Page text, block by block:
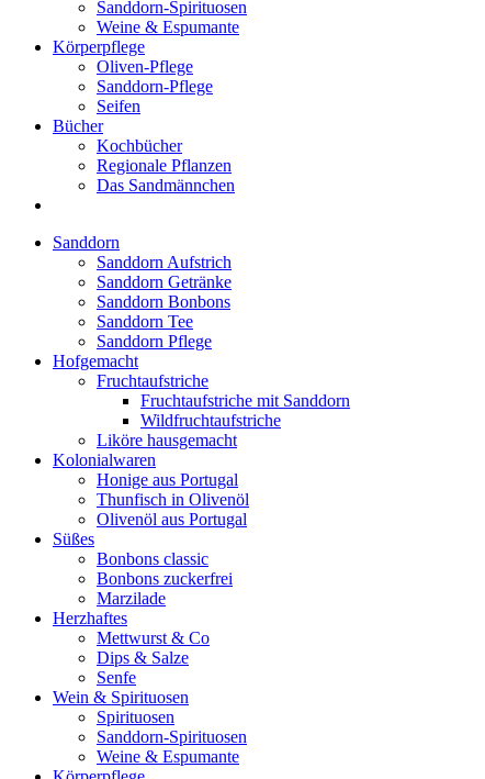
Sanddorn-Spirituosen
Weine & Espumante
Körperpflege
Oliven-Pflege
Sanddorn-Pflege
Seifen
Bücher
Kochbücher
Regionale Pflanzen
Das Sandmännchen
Sanddorn
Sanddorn Aufstrich
Sanddorn Getränke
Sanddorn Bonbons
Sanddorn Tee
Sanddorn Pflege
Hofgemacht
Fruchtaufstriche
Fruchtaufstriche mit Sanddorn
Wildfruchtaufstriche
Liköre hausgemacht
Kolonialwaren
Honige aus Portugal
Thunfisch in Olivenöl
Olivenöl aus Portugal
Süßes
Bonbons classic
Bonbons zuckerfrei
Marzilade
Herzhaftes
Mettwurst & Co
Dips & Salze
Senfe
Wein & Spirituosen
Spirituosen
Sanddorn-Spirituosen
Weine & Espumante